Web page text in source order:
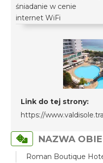
śniadanie w cenie
internet WiFi
Link do tej strony:
https://
NAZWA
Roman Boutique